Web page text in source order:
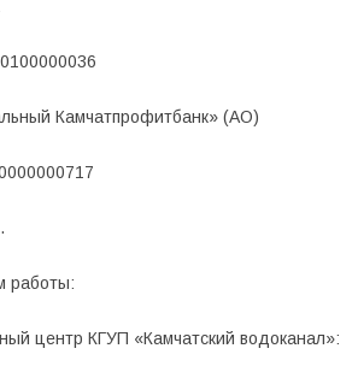
Камчатпрофитбанк» (АО)
работы:
центр КГУП «Камчатский водоканал»: